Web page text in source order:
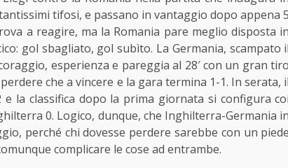
tifosi, e passano in vantaggio dopo appena 5
a reagire, ma la Romania pare meglio disposta in
gol sbagliato, gol subìto. La Germania, scampato il
esperienza e pareggia al 28′ con un gran tiro
che a vincere e la gara termina 1-1. In serata, il
la classifica dopo la prima giornata si configura coi
0. Logico, dunque, che Inghilterra-Germania in
perché chi dovesse perdere sarebbe con un piede
complicare le cose ad entrambe.